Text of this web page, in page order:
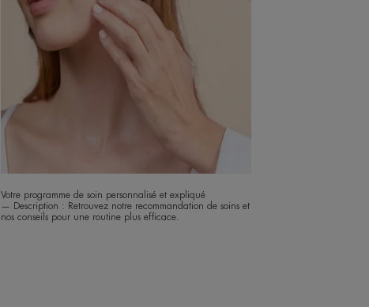
Votre programme de soin personnalisé et expliqué
— Description : Retrouvez notre recommandation de soins et
nos conseils pour une routine plus efficace.